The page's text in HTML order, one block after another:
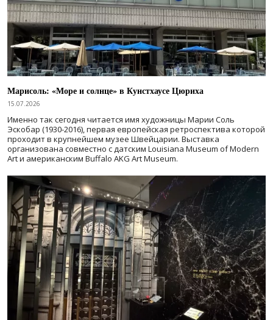
Марисоль: «Море и солнце» в Кунстхаусе Цюриха
15.07.2026
Именно так сегодня читается имя художницы Марии Соль
Эскобар (1930-2016), первая европейская ретроспектива которой
проходит в крупнейшем музее Швейцарии. Выставка
организована совместно с датским Louisiana Museum of Modern
Art и американским Buffalo AKG Art Museum.